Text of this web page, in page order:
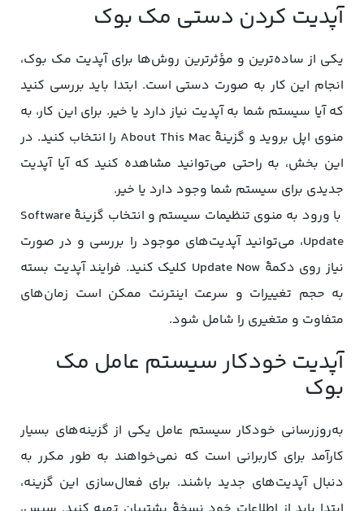
آپدیت کردن دستی مک بوک
یکی از ساده‌ترین و مؤثرترین روش‌ها برای آپدیت مک بوک،
انجام این کار به صورت دستی است. ابتدا باید بررسی کنید
که آیا سیستم شما به آپدیت نیاز دارد یا خیر. برای این کار، به
منوی اپل بروید و گزینۀ About This Mac را انتخاب کنید. در
این بخش، به راحتی می‌توانید مشاهده کنید که آیا آپدیت
جدیدی برای سیستم شما وجود دارد یا خیر.
با ورود به منوی تنظیمات سیستم و انتخاب گزینۀ Software
Update، می‌توانید آپدیت‌های موجود را بررسی و در صورت
نیاز روی دکمۀ Update Now کلیک کنید. فرایند آپدیت بسته
به حجم تغییرات و سرعت اینترنت ممکن است زمان‌های
متفاوت و متغیری را شامل شود.
آپدیت خودکار سیستم عامل مک
بوک
به‌روزرسانی خودکار سیستم عامل یکی از گزینه‌های بسیار
کارآمد برای کاربرانی است که نمی‌خواهند به طور مکرر به
دنبال آپدیت‌های جدید باشند. برای فعال‌سازی این گزینه،